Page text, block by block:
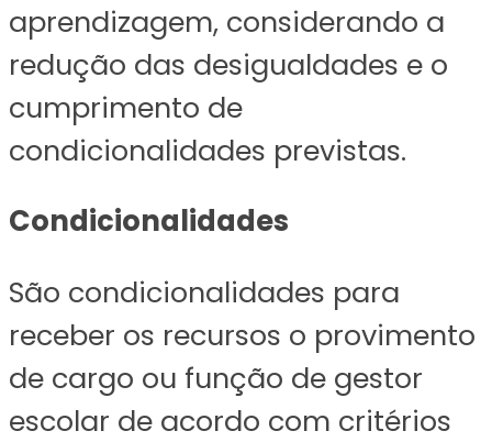
aprendizagem, considerando a
redução das desigualdades e o
cumprimento de
condicionalidades previstas.
Condicionalidades
São condicionalidades para
receber os recursos o provimento
de cargo ou função de gestor
escolar de acordo com critérios